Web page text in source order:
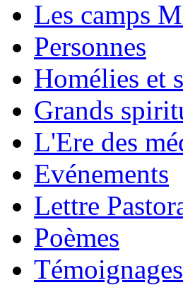
Les camps
Personnes
Homélies et
Grands
L'Ere des
Evénements
Lettre
Poèmes
Témoignages